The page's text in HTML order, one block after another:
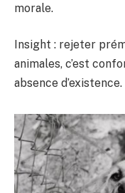
morale.
Insight : rejeter
animales, c’est
absence d’existence.